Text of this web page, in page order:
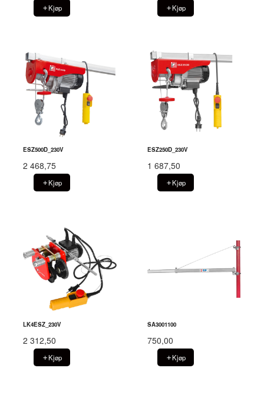
Kjøp Kjøp
ESZ500D_230V
2 468,75
Kjøp
ESZ250D_230V
1 687,50
Kjøp
LK4ESZ_230V
2 312,50
Kjøp
SA3001100
750,00
Kjøp